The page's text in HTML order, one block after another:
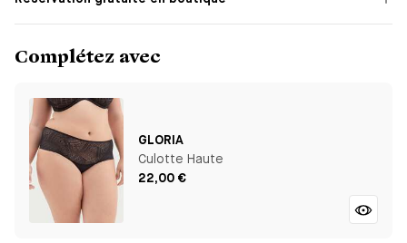
Complétez avec
GLORIA
Culotte Haute
22,00 €